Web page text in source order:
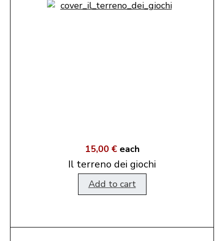
15,00 € each
Il terreno dei giochi
Add to cart